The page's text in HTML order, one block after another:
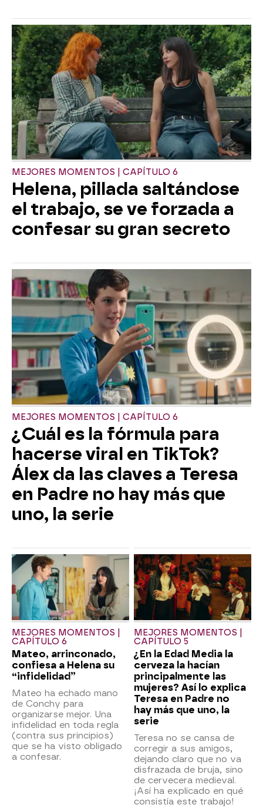
MEJORES MOMENTOS | CAPÍTULO 6
Helena, pillada saltándose
el trabajo, se ve forzada a
confesar su gran secreto
MEJORES MOMENTOS | CAPÍTULO 6
¿Cuál es la fórmula para
hacerse viral en TikTok?
Álex da las claves a Teresa
en Padre no hay más que
uno, la serie
MEJORES MOMENTOS |
CAPÍTULO 6
Mateo, arrinconado,
confiesa a Helena su
“infidelidad”
Mateo ha echado mano
de Conchy para
organizarse mejor. Una
infidelidad en toda regla
(contra sus principios)
que se ha visto obligado
a confesar.
MEJORES MOMENTOS |
CAPÍTULO 5
¿En la Edad Media la
cerveza la hacían
principalmente las
mujeres? Así lo explica
Teresa en Padre no
hay más que uno, la
serie
Teresa no se cansa de
corregir a sus amigos,
dejando claro que no va
disfrazada de bruja, sino
de cervecera medieval.
¡Así ha explicado en qué
consistía este trabajo!